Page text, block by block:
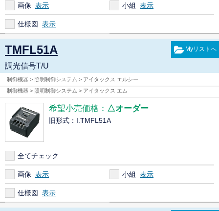
画像 小組
仕様図
TMFL51A
調光信号T/U
制御機器 > 照明制御システム > アイタックス エルシー
制御機器 > 照明制御システム > アイタックス エム
希望小売価格： △オーダー
旧形式：I.TMFL51A
全てチェック
画像 小組
仕様図